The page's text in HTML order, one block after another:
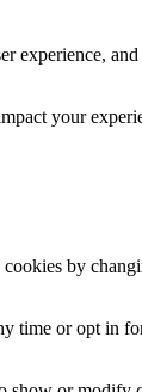
experience,
your
by
time or opt in